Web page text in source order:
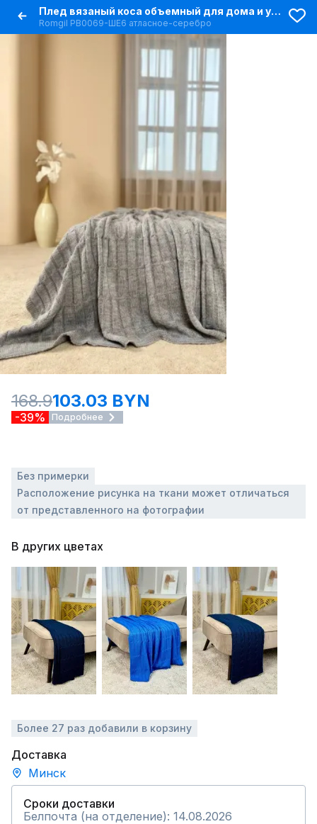
Плед вязаный коса объемный для дома и уюта
Romgil РВ0069-ШЕ6 атласное-серебро
168.9103.03 BYN
-39% Подробнее
Без примерки
Расположение рисунка на ткани может отличаться
от представленного на фотографии
В других цветах
Более 27 раз добавили в корзину
Доставка
Минск
Сроки доставки
Белпочта (на отделение): 14.08.2026